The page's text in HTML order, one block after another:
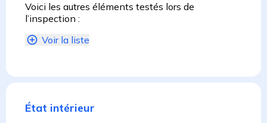
Voici les autres éléments testés lors de
l’inspection :
Voir la liste
État intérieur